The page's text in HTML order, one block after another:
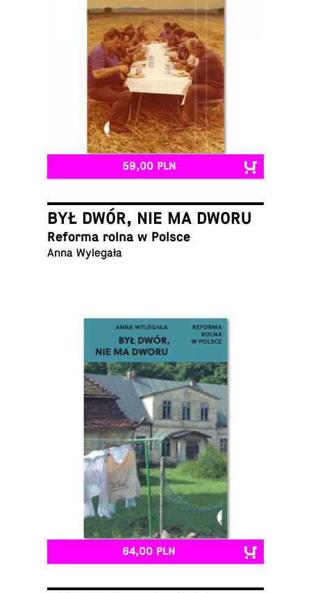
59,00 PLN
BYŁ DWÓR, NIE MA DWORU
Reforma rolna w Polsce
Anna Wylegała
64,00 PLN